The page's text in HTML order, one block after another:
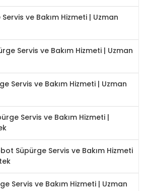
ve Bakım Hizmeti | Uzman
Servis ve Bakım Hizmeti | Uzman
Servis ve Bakım Hizmeti | Uzman
Servis ve Bakım Hizmeti |
Süpürge Servis ve Bakım Hizmeti
Servis ve Bakım Hizmeti | Uzman